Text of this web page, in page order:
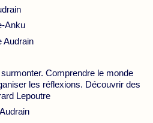
Anku
Audrain
Comprendre le monde
les réflexions. Découvrir des
Lepoutre